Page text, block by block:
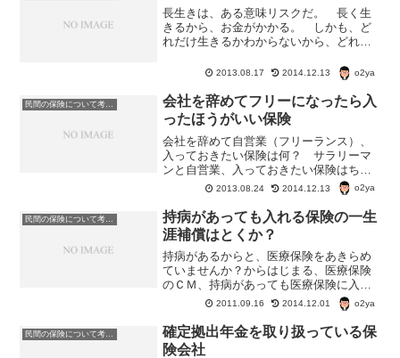
長生きは、ある意味リスクだ。 長く生
きるから、お金がかかる。 しかも、ど
れだけ生きるかわからないから、どれだ
い。 かてて加えて、寝たきりになって
お金がかかるんじゃないかとか言う心配
もある。 そこで出てくる...
2013.08.17 2014.12.13 o2ya
会社を辞めてフリーになったら入
ったほうがいい保険
会社を辞めて自営業（フリーランス）、
入っておきたい保険は何？ サラリーマ
ンと自営業、入っておきたい保険はちょ
っと違うかもしれない。公的保険・保障
でまかなえない部分・休業時の収入補
償。 国民健康保険でも、病気のときの
自己負担額は変わらない。 ...
2013.08.24 2014.12.13 o2ya
持病があっても入れる保険の一生
涯補償はとくか？
持病があるからと、医療保険をあきらめ
ていませんか？からはじまる、医療保険
のＣＭ、持病があっても医療保険に入れ
るのはいいけど、ほとんど詳しい説明が
ＣＭでされていない。 ほんとに、持病
があっても入れる医療保険って、お得な
んだろうか？☆一生涯保障...
2011.09.16 2014.12.01 o2ya
民間の保険について考える
確定拠出年金を取り扱っている保
険会社